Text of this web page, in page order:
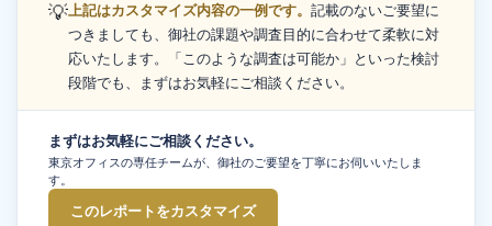
💡上記はカスタマイズ内容の一例です。 記載のないご要望に
つきましても、御社の課題や調査目的に合わせて柔軟に対
応いたします。「このような調査は可能か」といった検討
段階でも、まずはお気軽にご相談ください。
まずはお気軽にご相談ください。
東京オフィスの専任チームが、御社のご要望を丁寧にお伺いいたしま
す。
このレポートをカスタマイズ